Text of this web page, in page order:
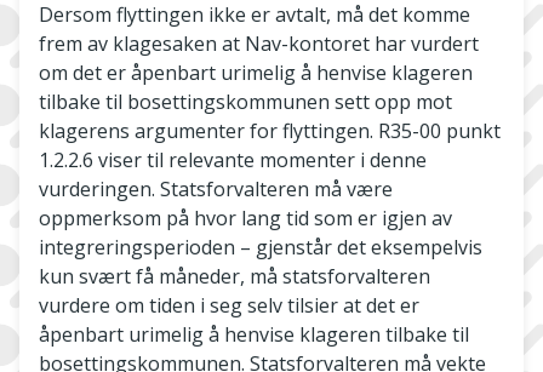
Dersom flyttingen ikke er avtalt, må det komme
frem av klagesaken at Nav-kontoret har vurdert
om det er åpenbart urimelig å henvise klageren
tilbake til bosettingskommunen sett opp mot
klagerens argumenter for flyttingen. R35-00 punkt
1.2.2.6 viser til relevante momenter i denne
vurderingen. Statsforvalteren må være
oppmerksom på hvor lang tid som er igjen av
integreringsperioden – gjenstår det eksempelvis
kun svært få måneder, må statsforvalteren
vurdere om tiden i seg selv tilsier at det er
åpenbart urimelig å henvise klageren tilbake til
bosettingskommunen. Statsforvalteren må vekte